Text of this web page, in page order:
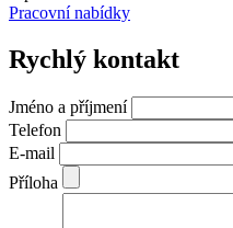
Pracovní nabídky
Rychlý kontakt
Jméno a příjmení
Telefon
E-mail
Příloha